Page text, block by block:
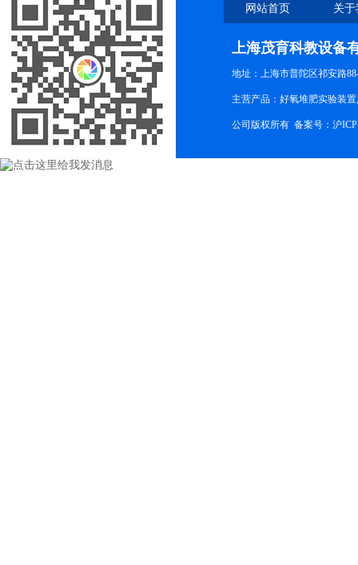
网站首页 关
上海茂育科教设备
地址：上海市普陀区祁安路
主营产品：好氧堆肥实验装
公司版权所有 备案号： 沪